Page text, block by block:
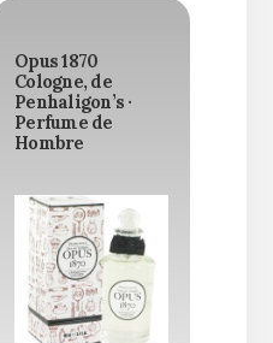
Opus 1870
Cologne, de
Penhaligon’s ·
Perfume de
Hombre